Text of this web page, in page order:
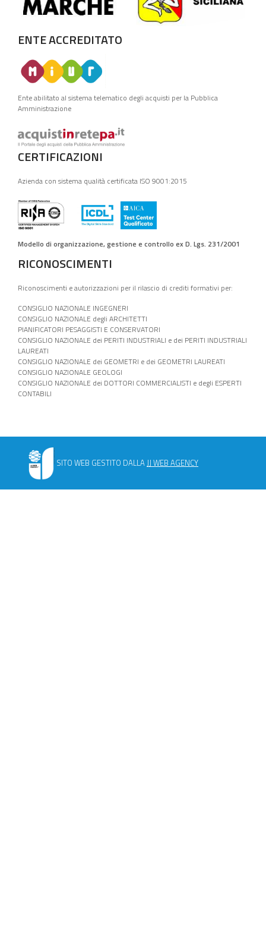
ENTE ACCREDITATO
Ente abilitato al sistema telematico degli acquisti per la Pubblica
Amministrazione
CERTIFICAZIONI
Azienda con sistema qualità certificata ISO 9001:2015
Modello di organizzazione, gestione e controllo ex D. Lgs. 231/2001
RICONOSCIMENTI
Riconoscimenti e autorizzazioni per il rilascio di crediti formativi per:
CONSIGLIO NAZIONALE INGEGNERI
CONSIGLIO NAZIONALE degli ARCHITETTI
PIANIFICATORI PESAGGISTI E CONSERVATORI
CONSIGLIO NAZIONALE dei PERITI INDUSTRIALI e dei PERITI INDUSTRIALI
LAUREATI
CONSIGLIO NAZIONALE dei GEOMETRI e dei GEOMETRI LAUREATI
CONSIGLIO NAZIONALE GEOLOGI
CONSIGLIO NAZIONALE dei DOTTORI COMMERCIALISTI e degli ESPERTI
CONTABILI
SITO WEB GESTITO DALLAJJ WEB AGENCY